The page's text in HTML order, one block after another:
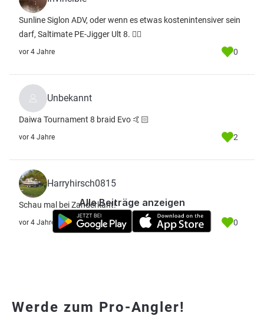
Sunline Siglon ADV, oder wenn es etwas kostenintensiver sein
darf, Saltimate PE-Jigger Ult 8. 👌🏻
vor 4 Jahre 0
Unbekannt
Daiwa Tournament 8 braid Evo 🤙🏻
vor 4 Jahre 2
Harryhirsch0815
Schau mal bei Zanderkant!
vor 4 Jahre 0
Alle Beiträge anzeigen
Werde zum Pro-Angler!